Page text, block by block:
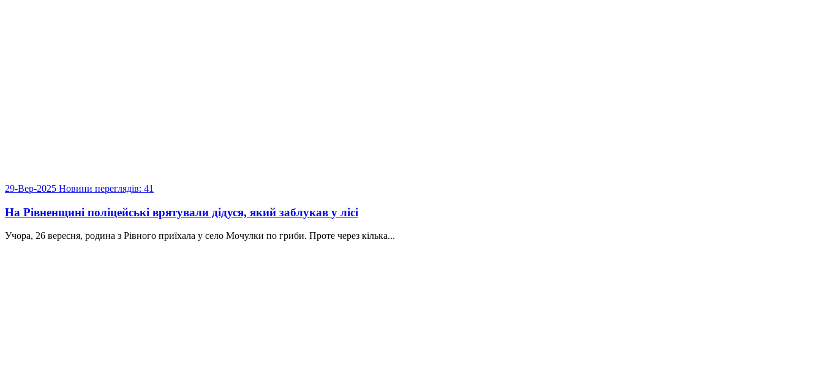
29-Вер-2025 Новини переглядів: 41
На Рівненщині поліцейські врятували дідуся, який заблукав у лісі
Учора, 26 вересня, родина з Рівного приїхала у село Мочулки по гриби. Проте через кілька...